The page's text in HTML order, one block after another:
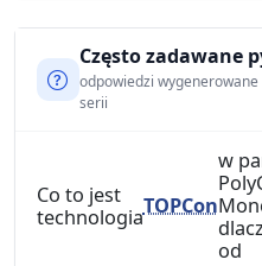
Często zadawane
odpowiedzi
serii
Co to jest
technologiaTOPCon
w
od